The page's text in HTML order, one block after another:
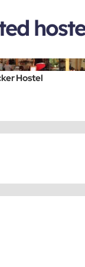
Hostel